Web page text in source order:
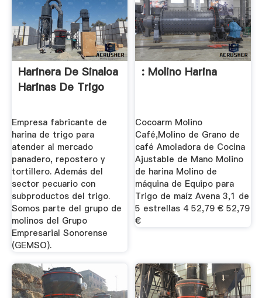
Harinera De Sinaloa
Harinas De Trigo
Empresa fabricante de
harina de trigo para
atender al mercado
panadero, repostero y
tortillero. Además del
sector pecuario con
subproductos del trigo.
Somos parte del grupo de
molinos del Grupo
Empresarial Sonorense
(GEMSO).
: Molino Harina
Cocoarm Molino
Café,Molino de Grano de
café Amoladora de Cocina
Ajustable de Mano Molino
de harina Molino de
máquina de Equipo para
Trigo de maíz Avena 3,1 de
5 estrellas 4 52,79 € 52,79
€